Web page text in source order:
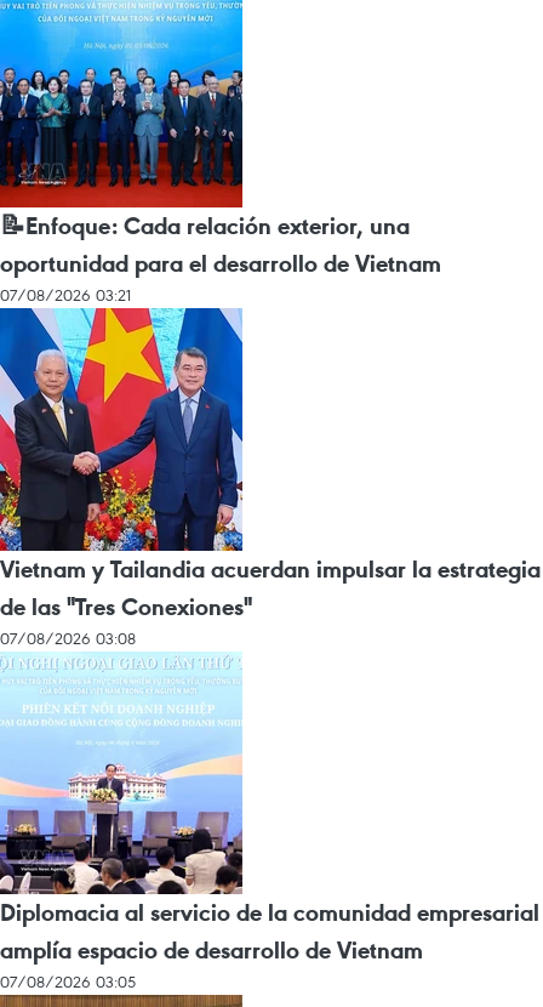
📝Enfoque: Cada relación exterior, una
oportunidad para el desarrollo de Vietnam
07/08/2026 03:21
Vietnam y Tailandia acuerdan impulsar la estrategia
de las "Tres Conexiones"
07/08/2026 03:08
Diplomacia al servicio de la comunidad empresarial
amplía espacio de desarrollo de Vietnam
07/08/2026 03:05